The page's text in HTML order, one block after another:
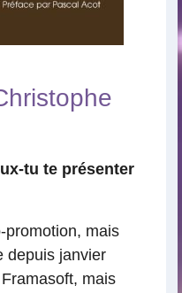
tu te présenter
promotion, mais
depuis janvier
mais